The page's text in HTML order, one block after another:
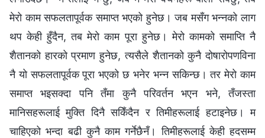
मेरो काम सफलतापूर्वक समाप्त भएको हुनेछ। जब मसँग भन्‍नको लाग
थप केही हुँदैन, तब मेरो काम पूरा हुनेछ। मेरो कामको समाप्ति नै
शैतानको हारको प्रमाण हुनेछ, त्यसैले शैतानको कुनै दोषारोपणविना
नै यो सफलतापूर्वक पूरा भएको छ भनेर भन्‍न सकिन्छ। तर मेरो काम
समाप्त भइसक्दा पनि तँमा कुनै परिवर्तन भएन भने, तँजस्ता
मानिसहरूलाई मुक्ति दिनै सकिँदैन र तिमीहरूलाई हटाइनेछ। म
चाहिएको भन्दा बढी कुनै काम गर्नेछैनँ। तिमीहरूलाई केही हदसम्म